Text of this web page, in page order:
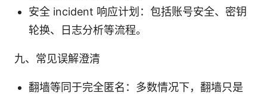
安全 incident 响应计划：包括账号安全、密钥
轮换、日志分析等流程。
九、常见误解澄清
翻墙等同于完全匿名：多数情况下，翻墙只是